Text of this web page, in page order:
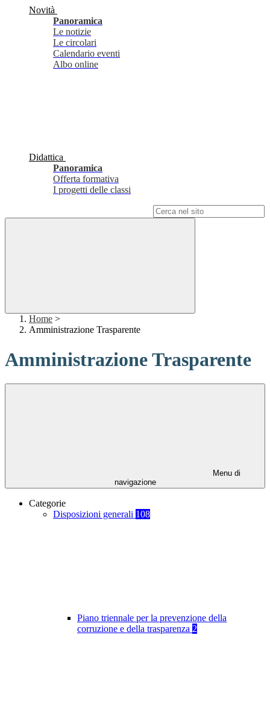
Novità
Panoramica
Le notizie
Le circolari
Calendario eventi
Albo online
Didattica
Panoramica
Offerta formativa
I progetti delle classi
Home >
Amministrazione Trasparente
Amministrazione Trasparente
Menu di
navigazione
Categorie
Disposizioni generali 108
Piano triennale per la prevenzione della
corruzione e della trasparenza 2